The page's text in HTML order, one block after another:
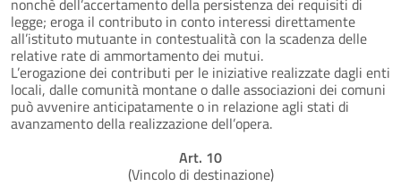
legge; eroga il contributo in conto interessi direttamente
all’istituto mutuante in contestualità con la scadenza delle
relative rate di ammortamento dei mutui.
L’erogazione dei contributi per le iniziative realizzate dagli enti
locali, dalle comunità montane o dalle associazioni dei comuni
può avvenire anticipatamente o in relazione agli stati di
avanzamento della realizzazione dell’opera.
Art. 10
(Vincolo di destinazione)